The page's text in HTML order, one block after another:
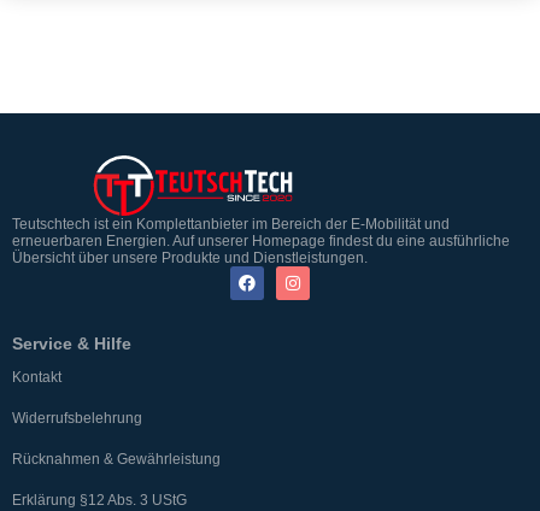
Teutschtech ist ein Komplettanbieter im Bereich der E-Mobilität und
erneuerbaren Energien. Auf unserer Homepage findest du eine ausführliche
Übersicht über unsere Produkte und Dienstleistungen.
Service & Hilfe
Kontakt
Widerrufsbelehrung
Rücknahmen & Gewährleistung
Erklärung §12 Abs. 3 UStG